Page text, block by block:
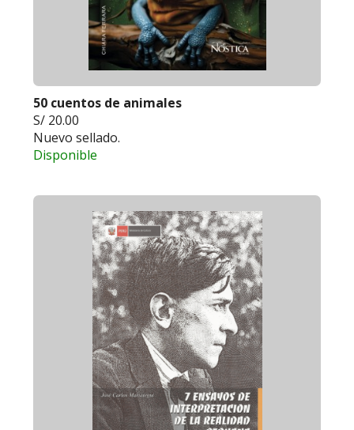
50 cuentos de animales
S/ 20.00
Nuevo sellado.
Disponible